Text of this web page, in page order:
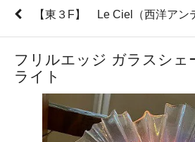
【東３F】 Le Ciel（西洋ア
フリルエッジ ガラスシェ
ライト